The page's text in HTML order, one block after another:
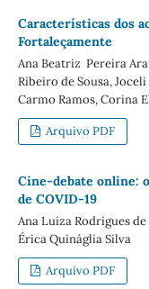
Características dos
Fortaleçamente
Ana Beatriz Pereira
Ribeiro de Sousa,
Carmo Ramos, Corina
Arquivo PDF
Cine-debate online:
de COVID-19
Ana Luiza Rodrigues
Érica Quináglia Silva
Arquivo PDF